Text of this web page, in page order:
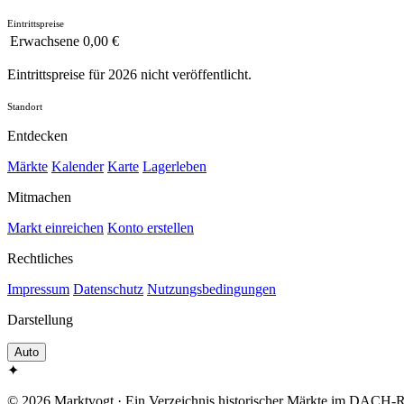
Eintrittspreise
Erwachsene 0,00 €
Eintrittspreise für 2026 nicht veröffentlicht.
Standort
Entdecken
Märkte Kalender Karte Lagerleben
Mitmachen
Markt einreichen Konto erstellen
Rechtliches
Impressum Datenschutz Nutzungsbedingungen
Darstellung
Auto
✦
© 2026 Marktvogt · Ein Verzeichnis historischer Märkte im DACH-